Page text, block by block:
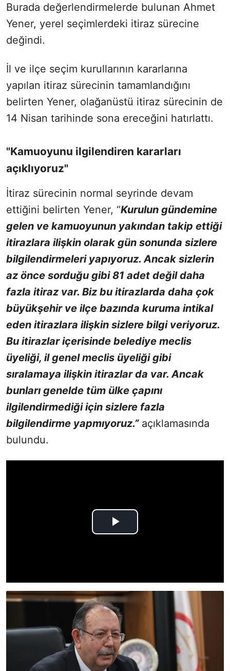
Burada değerlendirmelerde bulunan Ahmet
Yener, yerel seçimlerdeki itiraz sürecine
değindi.
İl ve ilçe seçim kurullarının kararlarına
yapılan itiraz sürecinin tamamlandığını
belirten Yener, olağanüstü itiraz sürecinin de
14 Nisan tarihinde sona ereceğini hatırlattı.
"Kamuoyunu ilgilendiren kararları
açıklıyoruz"
İtiraz sürecinin normal seyrinde devam
ettiğini belirten Yener, “Kurulun gündemine
gelen ve kamuoyunun yakından takip ettiği
itirazlara ilişkin olarak gün sonunda sizlere
bilgilendirmeleri yapıyoruz. Ancak sizlerin
az önce sorduğu gibi 81 adet değil daha
fazla itiraz var. Biz bu itirazlarda daha çok
büyükşehir ve ilçe bazında kuruma intikal
eden itirazlara ilişkin sizlere bilgi veriyoruz.
Bu itirazlar içerisinde belediye meclis
üyeliği, il genel meclis üyeliği gibi
sıralamaya ilişkin itirazlar da var. Ancak
bunları genelde tüm ülke çapını
ilgilendirmediği için sizlere fazla
bilgilendirme yapmıyoruz.”açıklamasında
bulundu.